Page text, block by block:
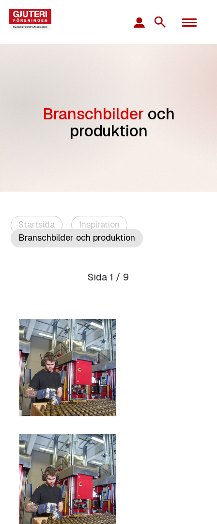
Branschbilder och
produktion
Startsida
Inspiration
Branschbilder och produktion
Sida 1 / 9